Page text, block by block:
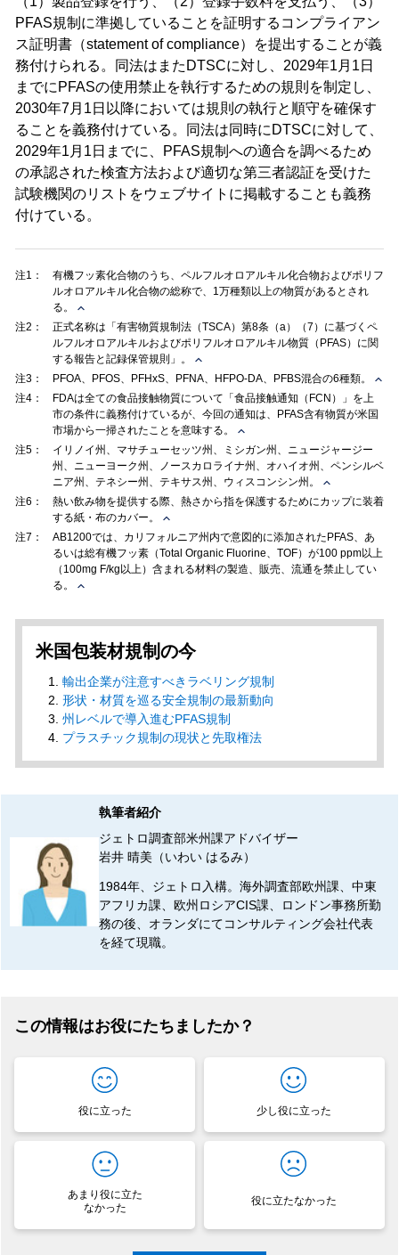
PFAS規制に準拠していることを証明するコンプライアン
ス証明書（statement of compliance）を提出することが義
務付けられる。同法はまたDTSCに対し、2029年1月1日
までにPFASの使用禁止を執行するための規則を制定し、
2030年7月1日以降においては規則の執行と順守を確保す
ることを義務付けている。同法は同時にDTSCに対して、
2029年1月1日までに、PFAS規制への適合を調べるため
の承認された検査方法および適切な第三者認証を受けた
試験機関のリストをウェブサイトに掲載することも義務
付けている。
注1：
有機フッ素化合物のうち、ペルフルオロアルキル化合物およびポリフ
ルオロアルキル化合物の総称で、1万種類以上の物質があるとされ
る。
注2：
正式名称は「有害物質規制法（TSCA）第8条（a）（7）に基づくペ
ルフルオロアルキルおよびポリフルオロアルキル物質（PFAS）に関
する報告と記録保管規則」。
注3：
PFOA、PFOS、PFHxS、PFNA、HFPO-DA、PFBS混合の6種類。
注4：
FDAは全ての食品接触物質について「食品接触通知（FCN）」を上
市の条件に義務付けているが、今回の通知は、PFAS含有物質が米国
市場から一掃されたことを意味する。
注5：
イリノイ州、マサチューセッツ州、ミシガン州、ニュージャージー
州、ニューヨーク州、ノースカロライナ州、オハイオ州、ペンシルベ
ニア州、テネシー州、テキサス州、ウィスコンシン州。
注6：
熱い飲み物を提供する際、熱さから指を保護するためにカップに装着
する紙・布のカバー。
注7：
AB1200では、カリフォルニア州内で意図的に添加されたPFAS、あ
るいは総有機フッ素（Total Organic Fluorine、TOF）が100 ppm以上
（100mg F/kg以上）含まれる材料の製造、販売、流通を禁止してい
る。
米国包装材規制の今
輸出企業が注意すべきラベリング規制
形状・材質を巡る安全規制の最新動向
州レベルで導入進むPFAS規制
プラスチック規制の現状と先取権法
執筆者紹介
ジェトロ調査部米州課アドバイザー
岩井 晴美（いわい はるみ）
1984年、ジェトロ入構。海外調査部欧州課、中東
アフリカ課、欧州ロシアCIS課、ロンドン事務所勤
務の後、オランダにてコンサルティング会社代表
を経て現職。
この情報はお役にたちましたか？
役に立った 少し役に立った
あまり役に立た
なかった
役に立たなかった